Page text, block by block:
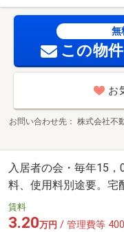
無
この物
お
お問い合わせ先
株式会社不
入居者の会・毎年15
料、使用料別途要。宅
賃料
3.20万円 / 管理費等